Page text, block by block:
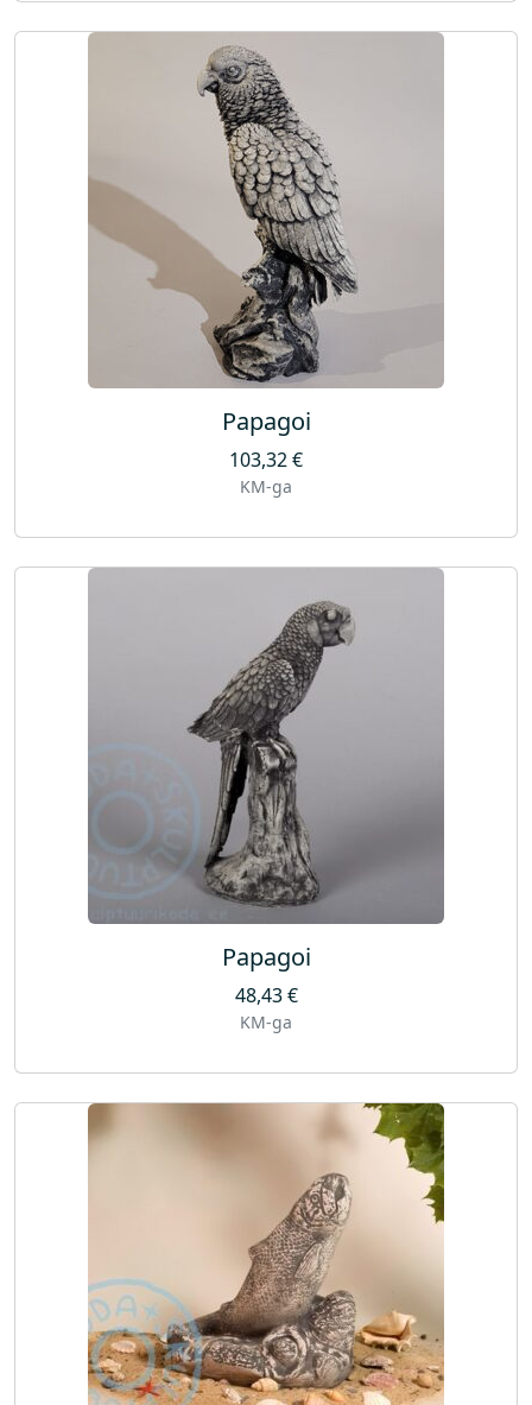
Papagoi
103,32€
KM-ga
Papagoi
48,43€
KM-ga